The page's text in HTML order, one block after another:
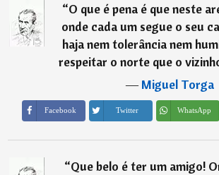
“O que é pena é que neste
onde cada um segue o seu
haja nem tolerância nem
respeitar o norte que o
―Miguel Torga
Facebook Twitter WhatsApp
“Que belo é ter um amigo!